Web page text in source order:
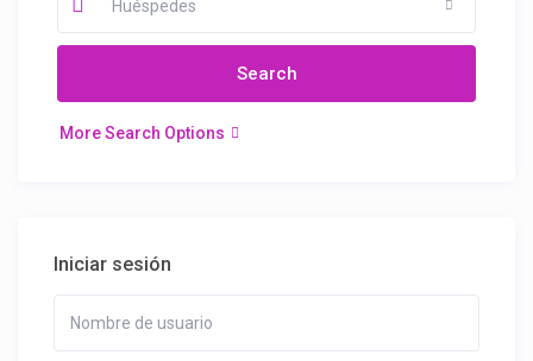
Huéspedes
More Search Options
Iniciar sesión